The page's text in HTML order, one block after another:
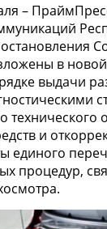
–
в
выдачи
технического
и
единого
процедур,